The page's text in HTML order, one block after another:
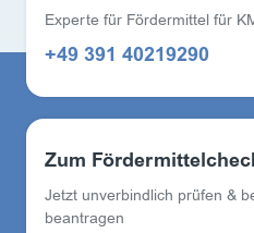
Experte für Fördermittel für
+49 391 40219290
Zum
Jetzt unverbindlich prüfen &
beantragen